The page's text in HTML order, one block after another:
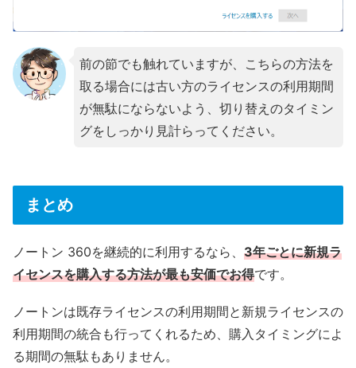
前の節でも触れていますが、こちらの方法を
取る場合には古い方のライセンスの利用期間
が無駄にならないよう、切り替えのタイミン
グをしっかり見計らってください。
まとめ
ノートン 360を継続的に利用するなら、 3年ごとに新規ラ
イセンスを購入する方法が最も安価でお得です。
ノートンは既存ライセンスの利用期間と新規ライセンスの
利用期間の統合も行ってくれるため、購入タイミングによ
る期間の無駄もありません。